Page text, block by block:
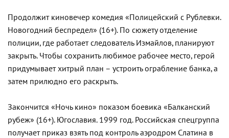
Продолжит киновечер комедия «Полицейский с Рублевки.
Новогодний беспредел» (16+). По сюжету отделение
полиции, где работает следователь Измайлов, планируют
закрыть. Чтобы сохранить любимое рабочее место, герой
придумывает хитрый план – устроить ограбление банка, а
затем прилюдно его раскрыть.
Закончится «Ночь кино» показом боевика «Балканский
рубеж» (16+). Югославия. 1999 год. Российская спецгруппа
получает приказ взять под контроль аэродром Слатина в